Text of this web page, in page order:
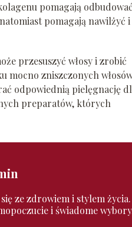
pomagają odbudować
pomagają nawilżyć i
przesuszyć włosy i zrobić
mocno zniszczonych
odpowiednią pielęgnację
preparatów, których
ze zdrowiem i stylem
i świadome